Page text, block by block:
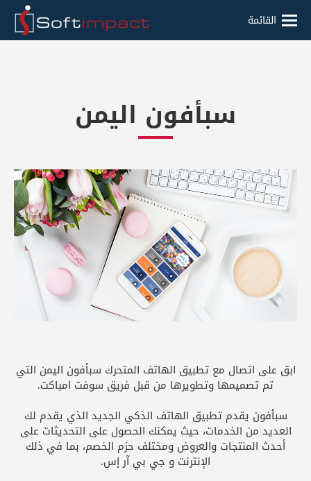
القائمة
سبأفون اليمن
ابق على اتصال مع تطبيق الهاتف المتحرك سبأفون اليمن التي
تم تصميمها وتطويرها من قبل فريق سوفت امباكت.
سبأفون يقدم تطبيق الهاتف الذكي الجديد الذي يقدم لك
العديد من الخدمات، حيث يمكنك الحصول على التحديثات على
أحدث المنتجات والعروض ومختلف حزم الخصم، بما في ذلك
الإنترنت و جي بي آر إس.